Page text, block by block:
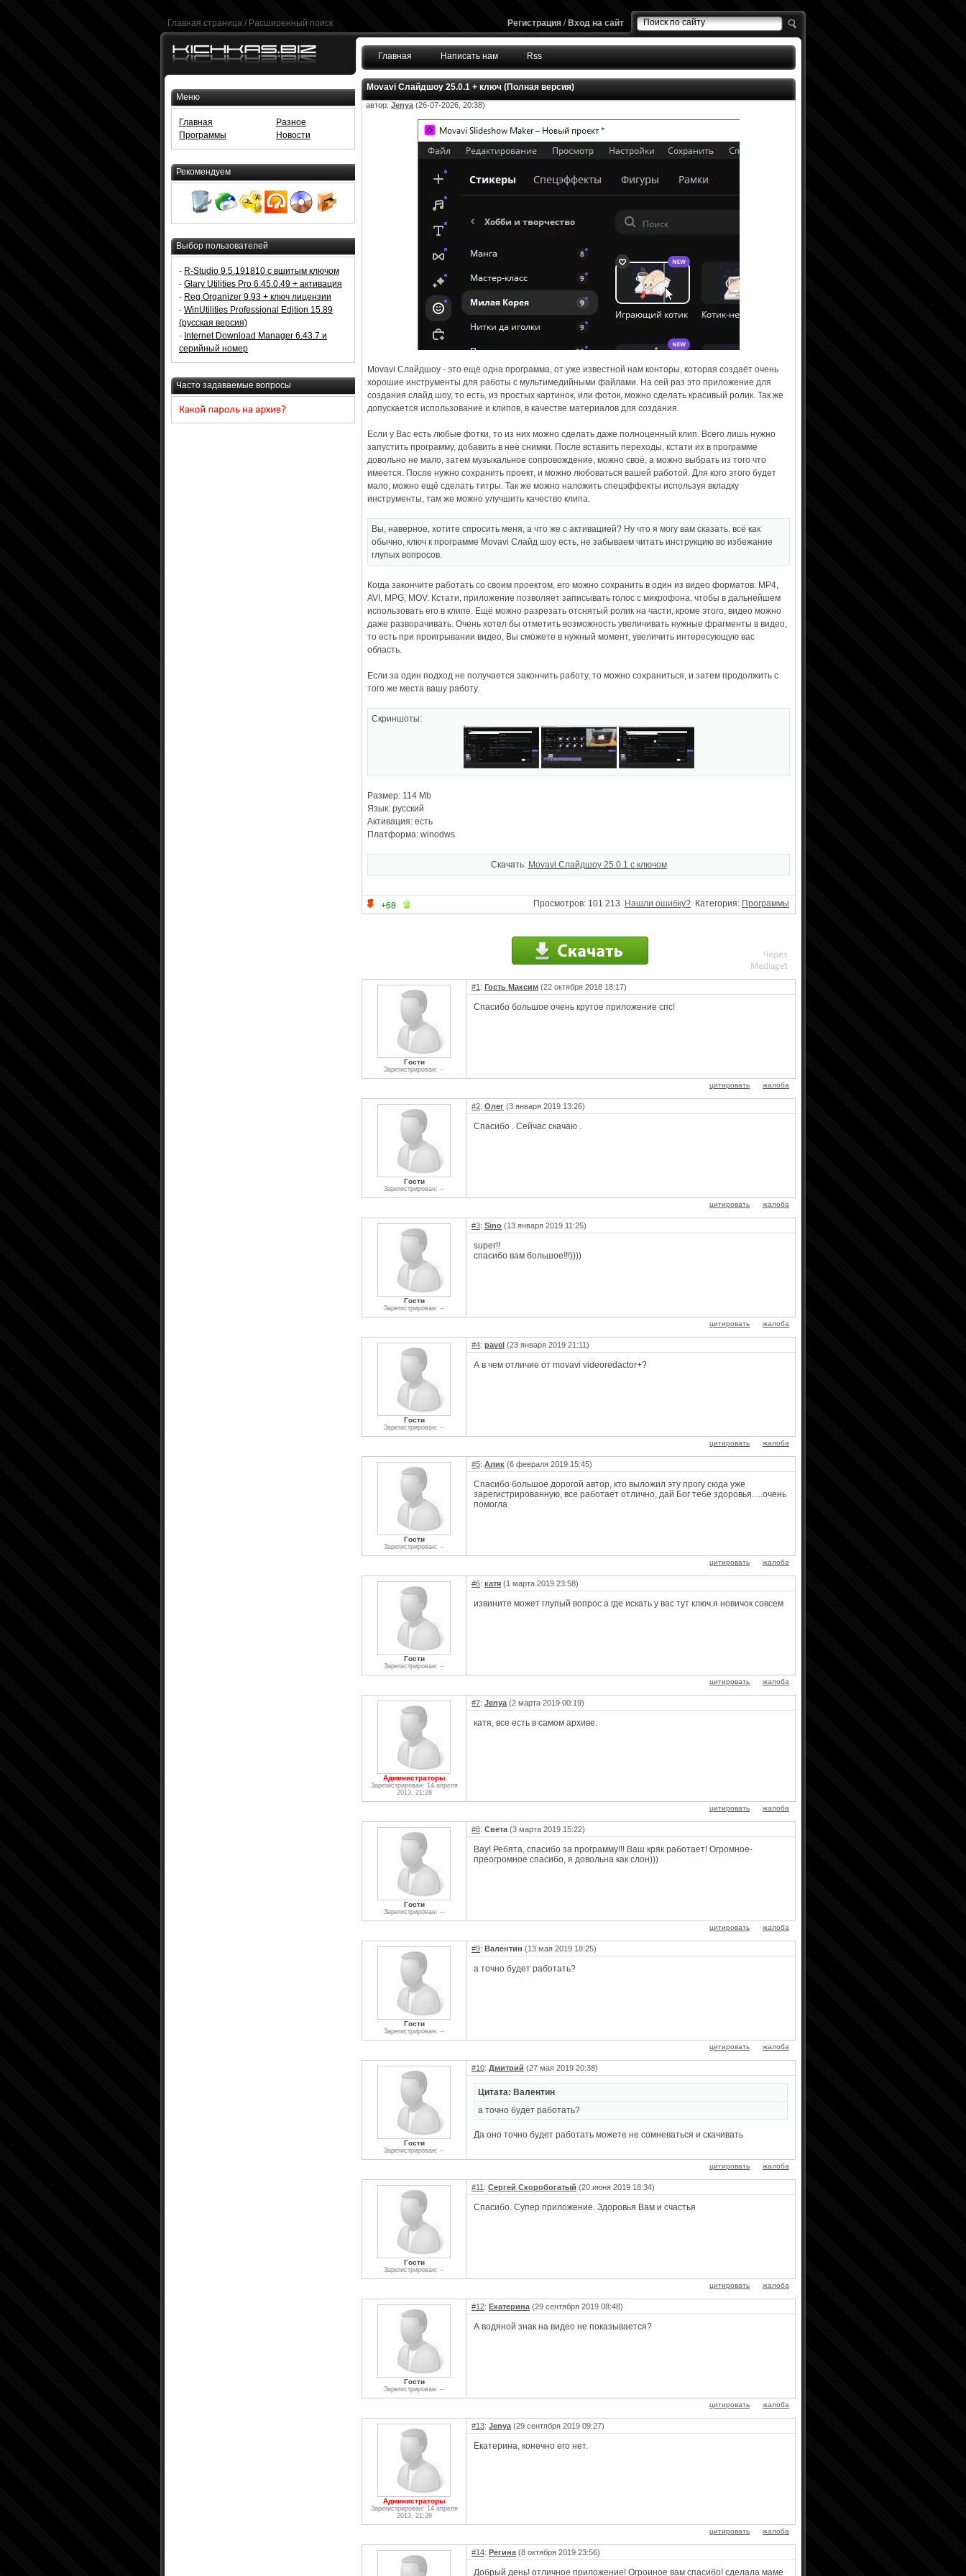
Главная страница / Расширенный поиск Регистрация / Вход на сайт
Главная Написать нам Rss
Movavi Слайдшоу 25.0.1 + ключ (Полная версия)
автор: Jenya (26-07-2026, 20:38)
Movavi Слайдшоу - это ещё одна программа, от уже известной нам конторы, которая создаёт очень
хорошие инструменты для работы с мультимедийными файлами. На сей раз это приложение для
создания слайд шоу, то есть, из простых картинок, или фоток, можно сделать красивый ролик. Так же
допускается использование и клипов, в качестве материалов для создания.
Если у Вас есть любые фотки, то из них можно сделать даже полноценный клип. Всего лишь нужно
запустить программу, добавить в неё снимки. После вставить переходы, кстати их в программе
довольно не мало, затем музыкальное сопровождение, можно своё, а можно выбрать из того что
имеется. После нужно сохранить проект, и можно любоваться вашей работой. Для кого этого будет
мало, можно ещё сделать титры. Так же можно наложить спецэффекты используя вкладку
инструменты, там же можно улучшить качество клипа.
Вы, наверное, хотите спросить меня, а что же с активацией? Ну что я могу вам сказать, всё как
обычно, ключ к программе Movavi Слайд шоу есть, не забываем читать инструкцию во избежание
глупых вопросов.
Когда закончите работать со своим проектом, его можно сохранить в один из видео форматов: MP4,
AVI, MPG, MOV. Кстати, приложение позволяет записывать голос с микрофона, чтобы в дальнейшем
использовать его в клипе. Ещё можно разрезать отснятый ролик на части, кроме этого, видео можно
даже разворачивать. Очень хотел бы отметить возможность увеличивать нужные фрагменты в видео,
то есть при проигрывании видео, Вы сможете в нужный момент, увеличить интересующую вас
область.
Если за один подход не получается закончить работу, то можно сохраниться, и затем продолжить с
того же места вашу работу.
Скриншоты:
Размер: 114 Mb
Язык: русский
Активация: есть
Платформа: winodws
Скачать: Movavi Слайдшоу 25.0.1 с ключом
+68 Просмотров: 101 213 Нашли ошибку? Категория: Программы
Гости
Зарегистрирован: --
#1 : Гость Максим (22 октября 2018 18:17)
Спасибо большое очень крутое приложение спс!
цитировать жалоба
Гости
Зарегистрирован: --
#2: Олег (3 января 2019 13:26)
Спасибо . Сейчас скачаю .
цитировать жалоба
Гости
Зарегистрирован: --
#3: Sino (13 января 2019 11:25)
super!!
спасибо вам большое!!!))))
цитировать жалоба
Гости
Зарегистрирован: --
#4: pavel (23 января 2019 21:11)
А в чем отличие от movavi videoredactor+?
цитировать жалоба
Гости
Зарегистрирован: --
#5: Алик (6 февраля 2019 15:45)
Спасибо большое дорогой автор, кто выложил эту прогу сюда уже
зарегистрированную, все работает отлично, дай Бог тебе здоровья.....очень
помогла
цитировать жалоба
Гости
Зарегистрирован: --
#6: катя (1 марта 2019 23:58)
извините может глупый вопрос а где искать у вас тут ключ.я новичок совсем
цитировать жалоба
Администраторы
Зарегистрирован: 14 апреля
2013, 21:28
#7: Jenya (2 марта 2019 00:19)
катя, все есть в самом архиве.
цитировать жалоба
Гости
Зарегистрирован: --
#8: Света (3 марта 2019 15:22)
Вау! Ребята, спасибо за программу!!! Ваш кряк работает! Огромное-
преогромное спасибо, я довольна как слон)))
цитировать жалоба
Гости
Зарегистрирован: --
#9: Валентин (13 мая 2019 18:25)
а точно будет работать?
цитировать жалоба
Гости
Зарегистрирован: --
#10: Дмитрий (27 мая 2019 20:38)
Цитата: Валентин
а точно будет работать?
Да оно точно будет работать можете не сомневаться и скачивать
цитировать жалоба
Гости
Зарегистрирован: --
#11 : Сергей Скоробогатый (20 июня 2019 18:34)
Спасибо. Супер приложение. Здоровья Вам и счастья
цитировать жалоба
Гости
Зарегистрирован: --
#12: Екатерина (29 сентября 2019 08:48)
А водяной знак на видео не показывается?
цитировать жалоба
Администраторы
Зарегистрирован: 14 апреля
2013, 21:28
#13: Jenya (29 сентября 2019 09:27)
Екатерина, конечно его нет.
цитировать жалоба
#14: Регина (8 октября 2019 23:56)
Добрый день! отличное приложение! Огроиное вам спасибо! сделала маме
Меню
Главная
Программы
Разное
Новости
Рекомендуем
Выбор пользователей
- R-Studio 9.5.191810 с вшитым ключом
- Glary Utilities Pro 6.45.0.49 + активация
- Reg Organizer 9.93 + ключ лицензии
- WinUtilities Professional Edition 15.89
(русская версия)
- Internet Download Manager 6.43.7 и
серийный номер
Часто задаваемые вопросы